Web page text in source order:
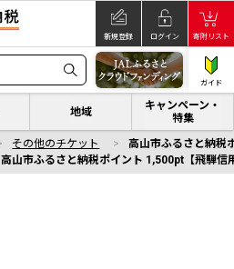
新規登録 ログイン 寄附リスト
ガイド
地域
キャンペーン・
特集
その他のチケット
高山市ふるさと納税
高山市ふるさと納税ポイント 1,500pt【飛騨信